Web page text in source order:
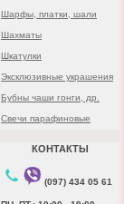
Шарфы, платки, шали
Шахматы
Шкатулки
Эксклюзивные украшения
Бубны чаши гонги, др.
Свечи парафиновые
КОНТАКТЫ
(097) 434 05 61